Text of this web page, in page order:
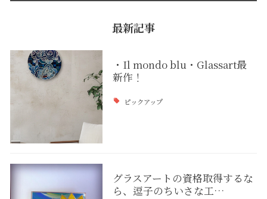
最新記事
・Il mondo blu・Glassart最
新作！
ピックアップ
グラスアートの資格取得するな
ら、逗子のちいさな工…